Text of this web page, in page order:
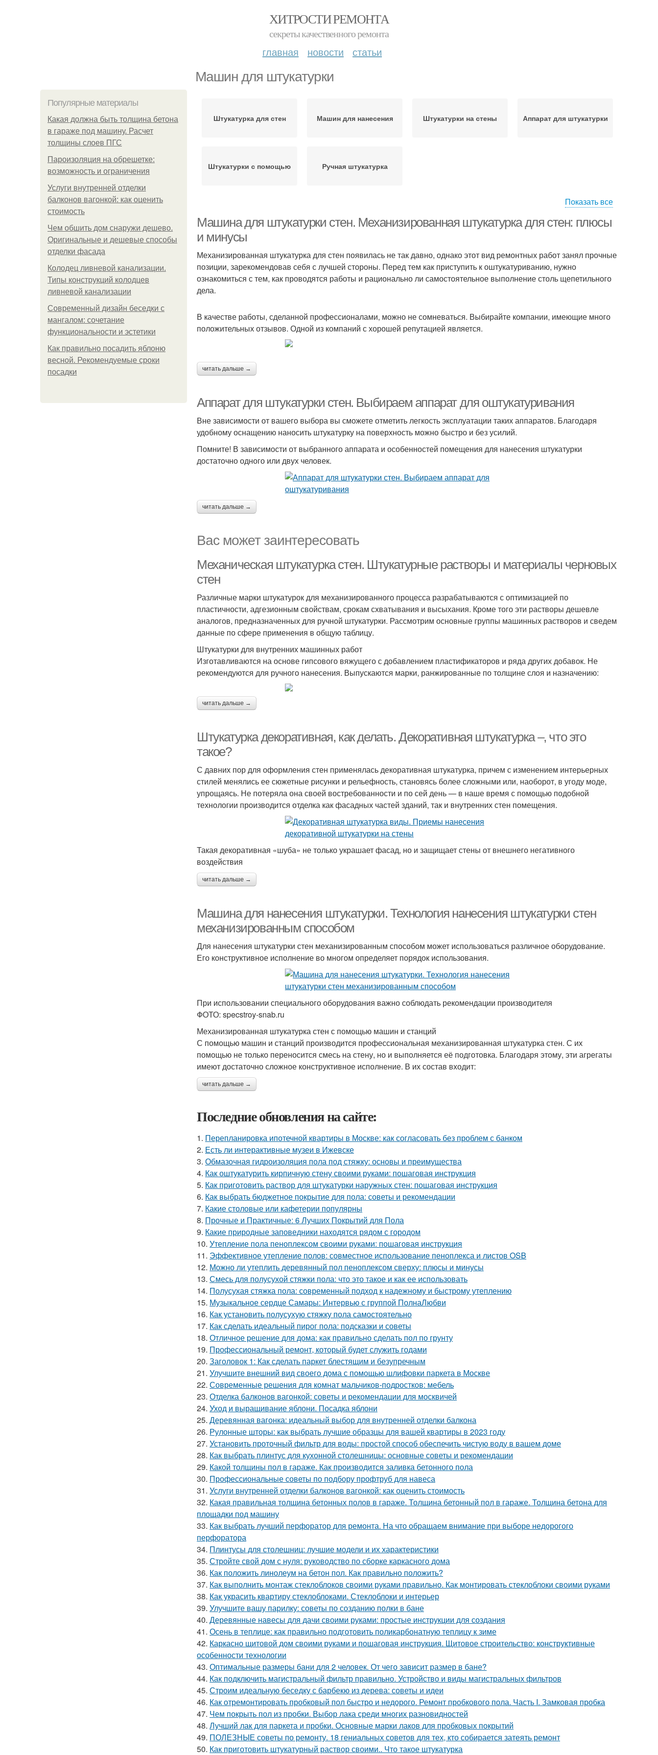
ХИТРОСТИ РЕМОНТА
секреты качественного ремонта
главная новости статьи
Машин для штукатурки
Популярные материалы
Какая должна быть толщина бетона
в гараже под машину. Расчет
толщины слоев ПГС
Пароизоляция на обрешетке:
возможность и ограничения
Услуги внутренней отделки
балконов вагонкой: как оценить
стоимость
Чем обшить дом снаружи дешево.
Оригинальные и дешевые способы
отделки фасада
Колодец ливневой канализации.
Типы конструкций колодцев
ливневой канализации
Современный дизайн беседки с
мангалом: сочетание
функциональности и эстетики
Как правильно посадить яблоню
весной. Рекомендуемые сроки
посадки
Штукатурка для стен Машин для нанесения Штукатурки на стены Аппарат для штукатурки
Штукатурки с помощью Ручная штукатурка
Показать все
Машина для штукатурки стен. Механизированная штукатурка для стен: плюсы
и минусы
Механизированная штукатурка для стен появилась не так давно, однако этот вид ремонтных работ занял прочные
позиции, зарекомендовав себя с лучшей стороны. Перед тем как приступить к оштукатуриванию, нужно
ознакомиться с тем, как проводятся работы и рационально ли самостоятельное выполнение столь щепетильного
дела.
В качестве работы, сделанной профессионалами, можно не сомневаться. Выбирайте компании, имеющие много
положительных отзывов. Одной из компаний с хорошей репутацией является.
читать дальше →
Аппарат для штукатурки стен. Выбираем аппарат для оштукатуривания
Вне зависимости от вашего выбора вы сможете отметить легкость эксплуатации таких аппаратов. Благодаря
удобному оснащению наносить штукатурку на поверхность можно быстро и без усилий.
Помните! В зависимости от выбранного аппарата и особенностей помещения для нанесения штукатурки
достаточно одного или двух человек.
читать дальше →
Вас может заинтересовать
Механическая штукатурка стен. Штукатурные растворы и материалы черновых
стен
Различные марки штукатурок для механизированного процесса разрабатываются с оптимизацией по
пластичности, адгезионным свойствам, срокам схватывания и высыхания. Кроме того эти растворы дешевле
аналогов, предназначенных для ручной штукатурки. Рассмотрим основные группы машинных растворов и сведем
данные по сфере применения в общую таблицу.
Штукатурки для внутренних машинных работ
Изготавливаются на основе гипсового вяжущего с добавлением пластификаторов и ряда других добавок. Не
рекомендуются для ручного нанесения. Выпускаются марки, ранжированные по толщине слоя и назначению:
читать дальше →
Штукатурка декоративная, как делать. Декоративная штукатурка –, что это
такое?
С давних пор для оформления стен применялась декоративная штукатурка, причем с изменением интерьерных
стилей менялись ее сюжетные рисунки и рельефность, становясь более сложными или, наоборот, в угоду моде,
упрощаясь. Не потеряла она своей востребованности и по сей день — в наше время с помощью подобной
технологии производится отделка как фасадных частей зданий, так и внутренних стен помещения.
Такая декоративная «шуба» не только украшает фасад, но и защищает стены от внешнего негативного
воздействия
читать дальше →
Машина для нанесения штукатурки. Технология нанесения штукатурки стен
механизированным способом
Для нанесения штукатурки стен механизированным способом может использоваться различное оборудование.
Его конструктивное исполнение во многом определяет порядок использования.
При использовании специального оборудования важно соблюдать рекомендации производителя
ФОТО: specstroy-snab.ru
Механизированная штукатурка стен с помощью машин и станций
С помощью машин и станций производится профессиональная механизированная штукатурка стен. С их
помощью не только переносится смесь на стену, но и выполняется её подготовка. Благодаря этому, эти агрегаты
имеют достаточно сложное конструктивное исполнение. В их состав входит:
читать дальше →
Последние обновления на сайте:
1. Перепланировка ипотечной квартиры в Москве: как согласовать без проблем с банком
2. Есть ли интерактивные музеи в Ижевске
3. Обмазочная гидроизоляция пола под стяжку: основы и преимущества
4. Как оштукатурить кирпичную стену своими руками: пошаговая инструкция
5. Как приготовить раствор для штукатурки наружных стен: пошаговая инструкция
6. Как выбрать бюджетное покрытие для пола: советы и рекомендации
7. Какие столовые или кафетерии популярны
8. Прочные и Практичные: 6 Лучших Покрытий для Пола
9. Какие природные заповедники находятся рядом с городом
10. Утепление пола пеноплексом своими руками: пошаговая инструкция
11. Эффективное утепление полов: совместное использование пеноплекса и листов OSB
12. Можно ли утеплить деревянный пол пеноплексом сверху: плюсы и минусы
13. Смесь для полусухой стяжки пола: что это такое и как ее использовать
14. Полусухая стяжка пола: современный подход к надежному и быстрому утеплению
15. Музыкальное сердце Самары: Интервью с группой ПолнаЛюбви
16. Как установить полусухую стяжку пола самостоятельно
17. Как сделать идеальный пирог пола: подсказки и советы
18. Отличное решение для дома: как правильно сделать пол по грунту
19. Профессиональный ремонт, который будет служить годами
20. Заголовок 1: Как сделать паркет блестящим и безупречным
21. Улучшите внешний вид своего дома с помощью шлифовки паркета в Москве
22. Современные решения для комнат мальчиков-подростков: мебель
23. Отделка балконов вагонкой: советы и рекомендации для москвичей
24. Уход и выращивание яблони. Посадка яблони
25. Деревянная вагонка: идеальный выбор для внутренней отделки балкона
26. Рулонные шторы: как выбрать лучшие образцы для вашей квартиры в 2023 году
27. Установить проточный фильтр для воды: простой способ обеспечить чистую воду в вашем доме
28. Как выбрать плинтус для кухонной столешницы: основные советы и рекомендации
29. Какой толщины пол в гараже. Как производится заливка бетонного пола
30. Профессиональные советы по подбору профтруб для навеса
31. Услуги внутренней отделки балконов вагонкой: как оценить стоимость
32. Какая правильная толщина бетонных полов в гараже. Толщина бетонный пол в гараже. Толщина бетона для
площадки под машину
33. Как выбрать лучший перфоратор для ремонта. На что обращаем внимание при выборе недорогого
перфоратора
34. Плинтусы для столешниц: лучшие модели и их характеристики
35. Стройте свой дом с нуля: руководство по сборке каркасного дома
36. Как положить линолеум на бетон пол. Как правильно положить?
37. Как выполнить монтаж стеклоблоков своими руками правильно. Как монтировать стеклоблоки своими руками
38. Как украсить квартиру стеклоблоками. Стеклоблоки и интерьер
39. Улучшите вашу парилку: советы по созданию полки в бане
40. Деревянные навесы для дачи своими руками: простые инструкции для создания
41. Осень в теплице: как правильно подготовить поликарбонатную теплицу к зиме
42. Каркасно щитовой дом своими руками и пошаговая инструкция. Щитовое строительство: конструктивные
особенности технологии
43. Оптимальные размеры бани для 2 человек. От чего зависит размер в бане?
44. Как подключить магистральный фильтр правильно. Устройство и виды магистральных фильтров
45. Строим идеальную беседку с барбекю из дерева: советы и идеи
46. Как отремонтировать пробковый пол быстро и недорого. Ремонт пробкового пола. Часть I. Замковая пробка
47. Чем покрыть пол из пробки. Выбор лака среди многих разновидностей
48. Лучший лак для паркета и пробки. Основные марки лаков для пробковых покрытий
49. ПОЛЕЗНЫЕ советы по ремонту. 18 гениальных советов для тех, кто собирается затеять ремонт
50. Как приготовить штукатурный раствор своими.. Что такое штукатурка